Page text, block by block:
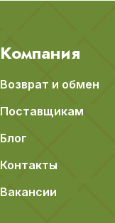
Компания
Возврат и обмен
Поставщикам
Блог
Контакты
Вакансии